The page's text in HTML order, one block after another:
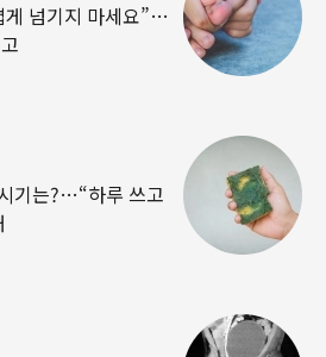
게 넘기지 마세요”…
기는?…“하루 쓰고